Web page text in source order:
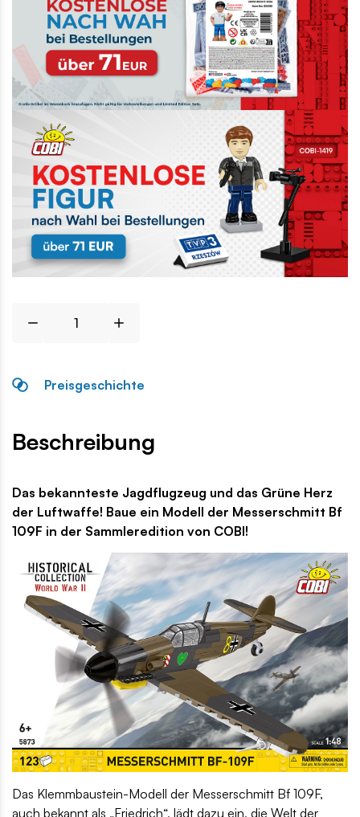
Preisgeschichte
Beschreibung
Das bekannteste Jagdflugzeug und das Grüne Herz
der Luftwaffe! Baue ein Modell der Messerschmitt Bf
109F in der Sammleredition von COBI!
Das Klemmbaustein-Modell der Messerschmitt Bf 109F,
auch bekannt als „Friedrich“, lädt dazu ein, die Welt der